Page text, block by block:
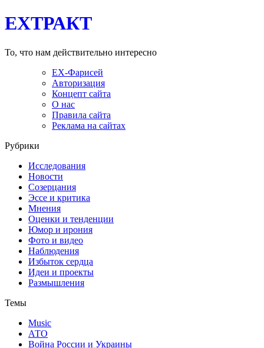
EXТРАКТ
То, что нам действительно интересно
EX-Фарисей
Авторизация
Концепт сайта
О нас
Правила сайта
Реклама на сайтах
Рубрики
Исследования
Новости
Созерцания
Эссе и критика
Мнения
Оценки и тенденции
Юмор и ирония
Фото и видео
Наблюдения
Избыток сердца
Идеи и проекты
Размышления
Темы
Music
АТО
Война России и Украины